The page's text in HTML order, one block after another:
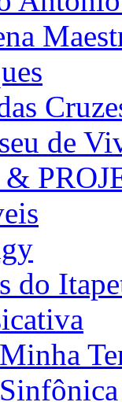
de
do